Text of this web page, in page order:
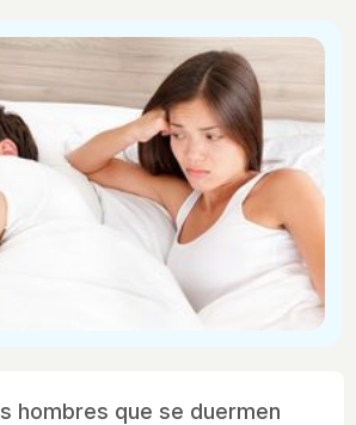
hombres que se duermen